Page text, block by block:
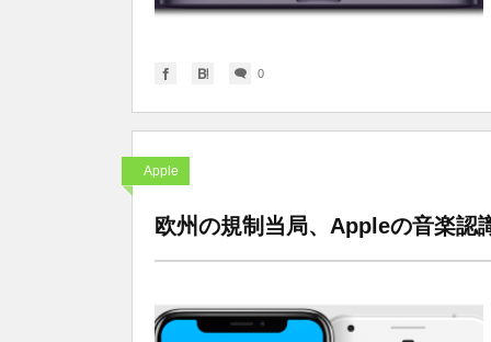
0
Apple
欧州の規制当局、Appleの音楽認